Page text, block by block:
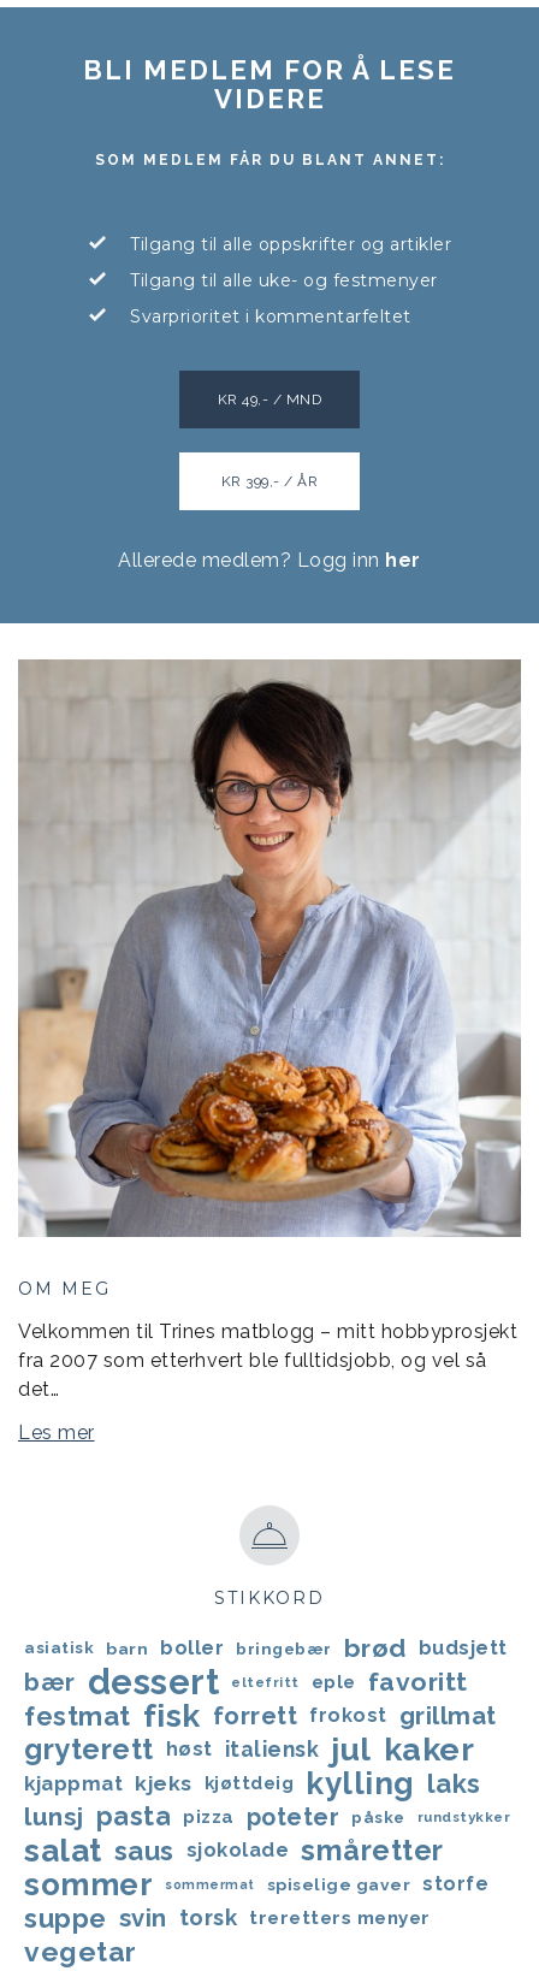
BLI MEDLEM FOR Å LESE
VIDERE
SOM MEDLEM FÅR DU BLANT ANNET:
Tilgang til alle oppskrifter og artikler
Tilgang til alle uke- og festmenyer
Svarprioritet i kommentarfeltet
KR 49,- / MND
KR 399,- / ÅR
Allerede medlem? Logg inn her
OM MEG
Velkommen til Trines matblogg – mitt hobbyprosjekt
fra 2007 som etterhvert ble fulltidsjobb, og vel så
det…
Les mer
STIKKORD
asiatisk barn boller bringebær brød budsjett
bær dessert eltefritt eple favoritt
festmat fisk forrett frokost grillmat
gryterett høst italiensk jul kaker
kjappmat kjeks kjøttdeig kylling laks
lunsj pasta pizza poteter påske rundstykker
salat saus sjokolade småretter
sommer sommermat spiselige gaver storfe
suppe svin torsk treretters menyer
vegetar